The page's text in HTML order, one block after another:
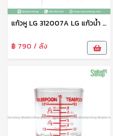
แก้วหู LG 312007A LG แก้วน้ำ แก้วชา แก้วร้อน
฿ 790 / ลัง